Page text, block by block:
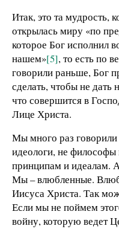
Итак, это та мудрость,
открылась миру «по
которое Бог исполнил
нашем»[5], то есть по
говорили раньше, Бог
сделать, чтобы не дать
что совершится в
Лице Христа.
Мы много раз
идеологи, не
принципам и идеалам.
Мы – влюбленные.
Иисуса Христа. Так
Если мы не поймем
войну, которую ведет